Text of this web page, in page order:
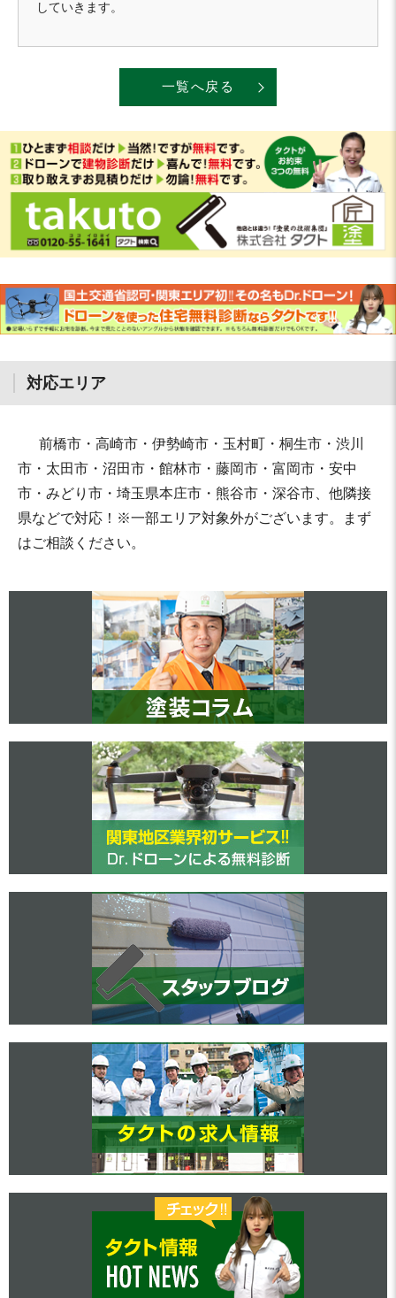
していきます。
一覧へ戻る
対応エリア
前橋市・高崎市・伊勢崎市・玉村町・桐生市・渋川
市・太田市・沼田市・館林市・藤岡市・富岡市・安中
市・みどり市・埼玉県本庄市・熊谷市・深谷市、他隣接
県などで対応！※一部エリア対象外がございます。まず
はご相談ください。